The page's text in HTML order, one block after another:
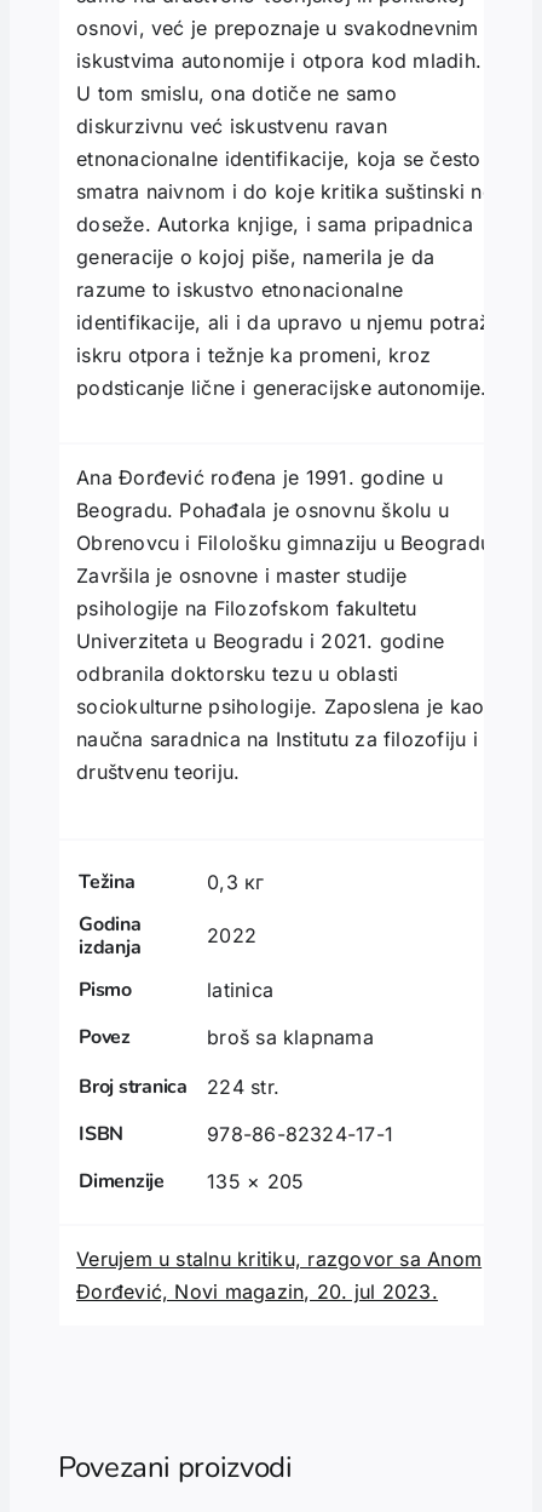
osnovi, već je prepoznaje u svakodnevnim
iskustvima autonomije i otpora kod mladih.
U tom smislu, ona dotiče ne samo
diskurzivnu već iskustvenu ravan
etnonacionalne identifikacije, koja se često
smatra naivnom i do koje kritika suštinski ne
doseže. Autorka knjige, i sama pripadnica
generacije o kojoj piše, namerila je da
razume to iskustvo etnonacionalne
identifikacije, ali i da upravo u njemu potraži
iskru otpora i težnje ka promeni, kroz
podsticanje lične i generacijske autonomije.
Ana Đorđević rođena je 1991. godine u
Beogradu. Po­hađala je osnovnu školu u
Obrenovcu i Filološku gimnaziju u Beogradu.
Završila je osnovne i master studije
psihologije na Filozofskom fakultetu
Univerziteta u Beogradu i 2021. go­dine
odbranila doktorsku tezu u oblasti
sociokulturne psi­hologije. Zaposlena je kao
naučna saradnica na Institutu za filozofiju i
društvenu teoriju.
Težina 0,3 кг
Godina
izdanja
2022
Pismo latinica
Povez broš sa klapnama
Broj stranica 224 str.
ISBN 978-86-82324-17-1
Dimenzije 135 × 205
Verujem u stalnu kritiku, razgovor sa Anom
Đorđević, Novi magazin, 20. jul 2023.
Povezani proizvodi